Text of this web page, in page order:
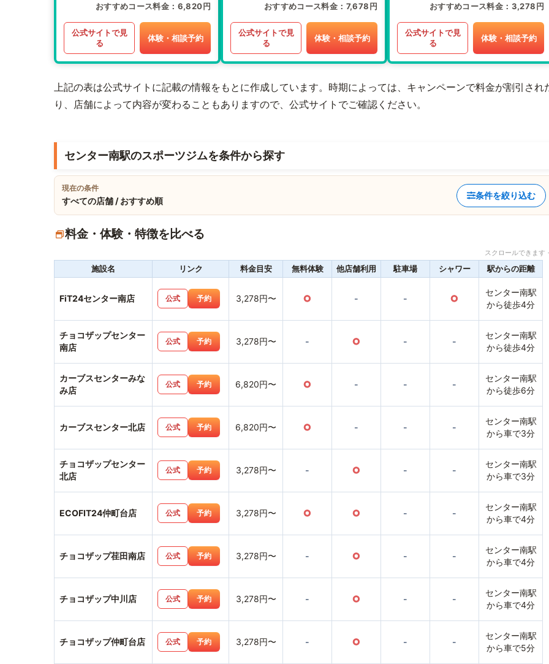
おすすめコース料金 6,820円
公式サイトで見
る
体験・相談予約
おすすめコース料金 7,678円
公式サイトで見
る
体験・相談予約
おすすめコース料金 3,278円
公式サイトで見
る
体験・相談予約
上記の表は公式サイトに記載の情報をもとに作成しています。時期によっては、キャンペーンで料金が割引され
り、店舗によって内容が変わることもありますので、公式サイトでご確認ください。
センター南駅のスポーツジムを条件から探す
現在の条件
すべての店舗 / おすすめ順
条件を絞り込む
料金・体験・特徴を比べる
スクロールできま
施設名 リンク 料金目安 無料体験 他店舗利用 駐車場 シャワー 駅からの距離
FiT24センター南店 公式 予約 3,278円〜 ○ - - ○
センター南駅
から徒歩4分
チョコザップセンター
南店
公式 予約 3,278円〜 - ○ - -
センター南駅
から徒歩4分
カーブスセンターみな
み店
公式 予約 6,820円〜 ○ - - -
センター南駅
から徒歩6分
カーブスセンター北店 公式 予約 6,820円〜 ○ - - -
センター南駅
から車で3分
チョコザップセンター
北店
公式 予約 3,278円〜 - ○ - -
センター南駅
から車で3分
ECOFIT24仲町台店 公式 予約 3,278円〜 ○ ○ - -
センター南駅
から車で4分
チョコザップ荏田南店 公式 予約 3,278円〜 - ○ - -
センター南駅
から車で4分
チョコザップ中川店 公式 予約 3,278円〜 - ○ - -
センター南駅
から車で4分
チョコザップ仲町台店 公式 予約 3,278円〜 - ○ - -
センター南駅
から車で5分